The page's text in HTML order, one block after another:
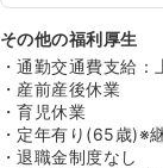
その他の福利厚生
・通勤交通費支給
・産前産後休業
・育児休業
・定年有り(65歳)※
・退職金制度なし